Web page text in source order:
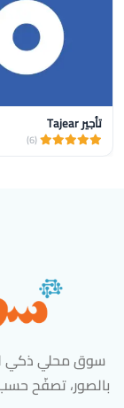
تأجير Tajear
(6)
سوق محلي ذكي
بالصور، تصفّح